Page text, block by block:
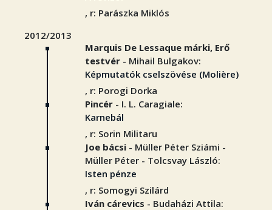
, r: Parászka Miklós
2012/2013
Marquis De Lessaque márki, Erő
testvér - Mihail Bulgakov:
Képmutatók cselszövése (Molière)
, r: Porogi Dorka
Pincér - I. L. Caragiale:
Karnebál
, r: Sorin Militaru
Joe bácsi - Müller Péter Sziámi -
Müller Péter - Tolcsvay László:
Isten pénze
, r: Somogyi Szilárd
Iván cárevics - Budaházi Attila: